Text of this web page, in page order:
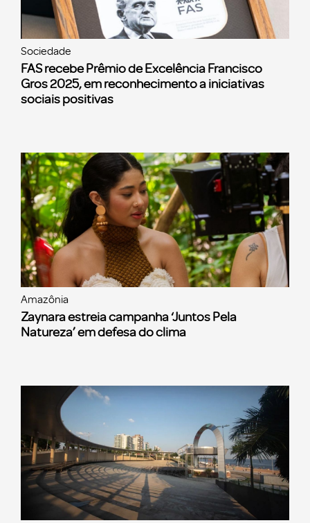
Sociedade
FAS recebe Prêmio de Excelência Francisco
Gros 2025, em reconhecimento a iniciativas
sociais positivas
Amazônia
Zaynara estreia campanha ‘Juntos Pela
Natureza’ em defesa do clima